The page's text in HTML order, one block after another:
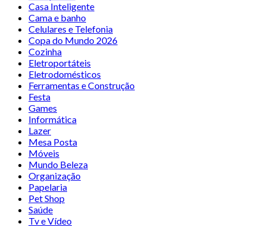
Casa Inteligente
Cama e banho
Celulares e Telefonia
Copa do Mundo 2026
Cozinha
Eletroportáteis
Eletrodomésticos
Ferramentas e Construção
Festa
Games
Informática
Lazer
Mesa Posta
Móveis
Mundo Beleza
Organização
Papelaria
Pet Shop
Saúde
Tv e Vídeo